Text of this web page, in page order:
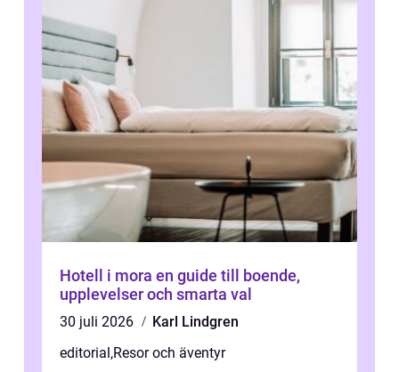
Hotell i mora en guide till boende,
upplevelser och smarta val
30 juli 2026
Karl Lindgren
editorial,Resor och äventyr